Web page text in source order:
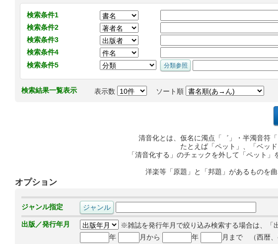
検索条件1
検索条件2
検索条件3
検索条件4
検索条件5
検索結果一覧表示 表示数 ソート順
清音化とは、仮名に濁点「゛」・半濁音符
たとえば「ペット」、「ベッ
「清音化する」のチェックを外して「ペット
洋楽等「原題」と「邦題」があるものを
オプション
ジャンル指定
出版／発行年月
※雑誌を発行年月で絞り込み検索する場合は、「
年
月から 年 月まで （西暦、